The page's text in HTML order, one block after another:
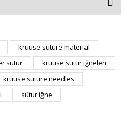
kruuse suture material
sütür
kruuse sütür iğneleri
kruuse suture needles
sütur iğne